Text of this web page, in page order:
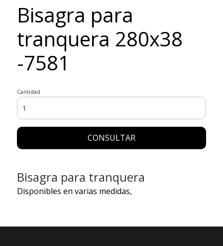
Bisagra para
tranquera 280x38
-7581
Cantidad
CONSULTAR
Bisagra para tranquera
Disponibles en varias medidas,